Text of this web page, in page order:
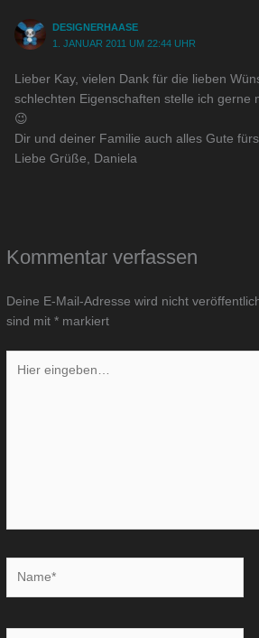
DESIGNERHAASE
1. JANUAR 2011 UM 22:44 UHR
Lieber Kay, vielen Dank für die lieben
schlechten Eigenschaften stelle ich gerne
😉
Dir und deiner Familie auch alles Gute
Liebe Grüße, Daniela
Kommentar verfassen
Deine E-Mail-Adresse wird nicht
sind mit* markiert
eingeben…